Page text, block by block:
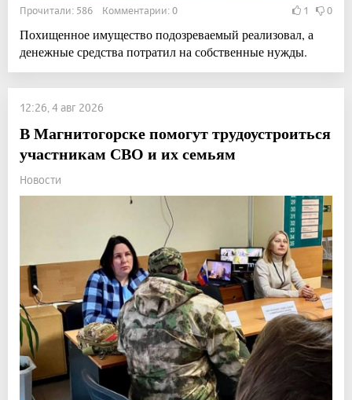
Прочитали: 586 Комментарии: 0 1 0
Похищенное имущество подозреваемый реализовал, а
денежные средства потратил на собственные нужды.
12:26, 4 авг 2026
В Магнитогорске помогут трудоустроиться
участникам СВО и их семьям
Новости